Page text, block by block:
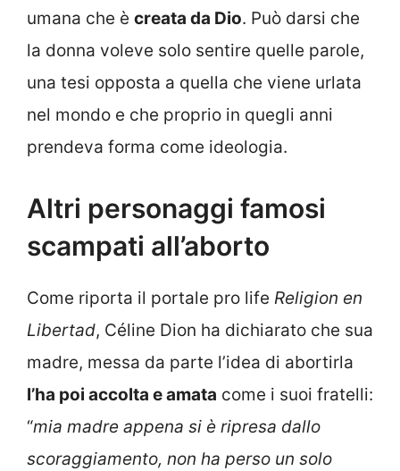
umana che è creata da Dio. Può darsi che
la donna voleve solo sentire quelle parole,
una tesi opposta a quella che viene urlata
nel mondo e che proprio in quegli anni
prendeva forma come ideologia.
Altri personaggi famosi
scampati all’aborto
Come riporta il portale pro life Religion en
Libertad, Céline Dion ha dichiarato che sua
madre, messa da parte l’idea di abortirla
l’ha poi accolta e amata come i suoi fratelli:
“mia madre appena si è ripresa dallo
scoraggiamento, non ha perso un solo